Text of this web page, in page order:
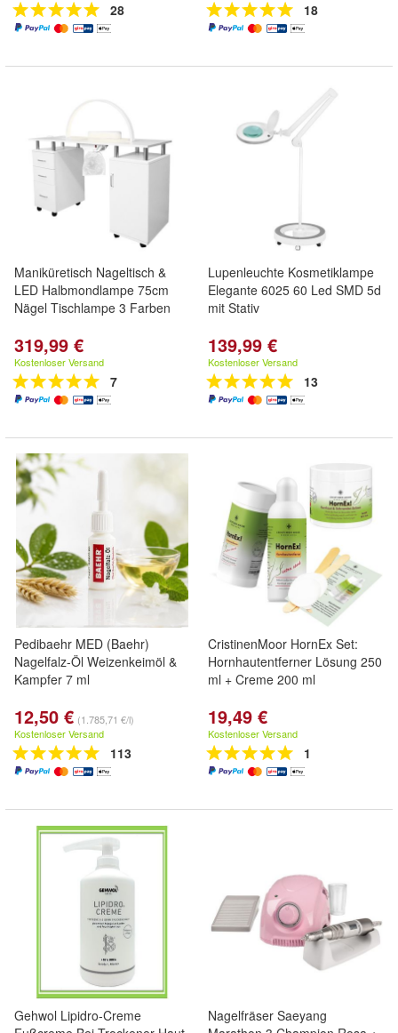
28 18
Maniküretisch Nageltisch &
LED Halbmondlampe 75cm
Nägel Tischlampe 3 Farben
319,99 €
Kostenloser Versand
7
Lupenleuchte Kosmetiklampe
Elegante 6025 60 Led SMD 5d
mit Stativ
139,99 €
Kostenloser Versand
13
Pedibaehr MED (Baehr)
Nagelfalz-Öl Weizenkeimöl &
Kampfer 7 ml
12,50 € (1.785,71 €/l)
Kostenloser Versand
113
CristinenMoor HornEx Set:
Hornhautentferner Lösung 250
ml + Creme 200 ml
19,49 €
Kostenloser Versand
1
Gehwol Lipidro-Creme
Nagelfräser Saeyang